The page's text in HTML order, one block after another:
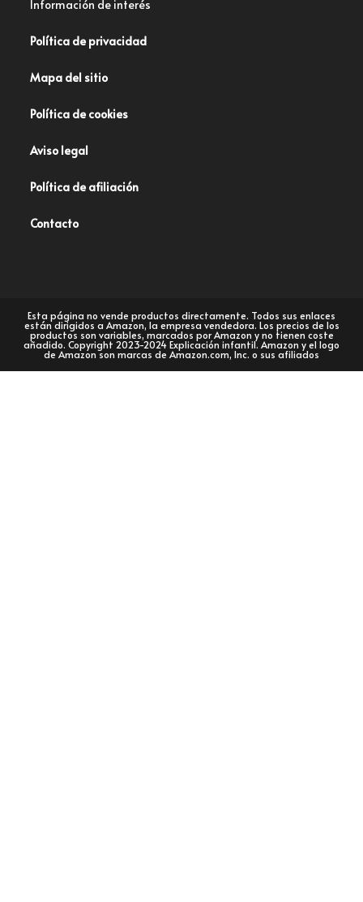
Información de interés
Política de privacidad
Mapa del sitio
Política de cookies
Aviso legal
Política de afiliación
Contacto
Esta página no vende productos directamente. Todos sus enlaces
están dirigidos a Amazon, la empresa vendedora. Los precios de los
productos son variables, marcados por Amazon y no tienen coste
añadido. Copyright 2023-2024 Explicación infantil. Amazon y el logo
de Amazon son marcas de Amazon.com, Inc. o sus afiliados